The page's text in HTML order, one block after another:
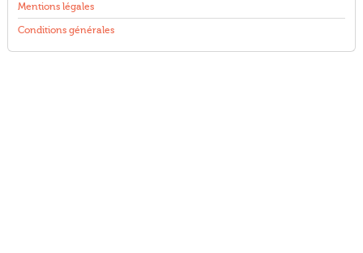
Mentions légales
Conditions générales